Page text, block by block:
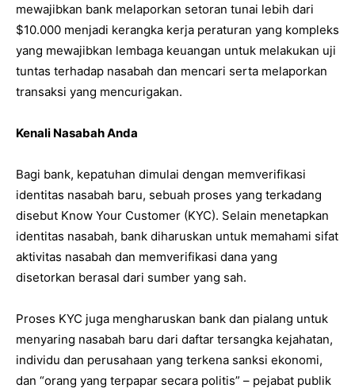
mewajibkan bank melaporkan setoran tunai lebih dari
$10.000 menjadi kerangka kerja peraturan yang kompleks
yang mewajibkan lembaga keuangan untuk melakukan uji
tuntas terhadap nasabah dan mencari serta melaporkan
transaksi yang mencurigakan.
Kenali Nasabah Anda
Bagi bank, kepatuhan dimulai dengan memverifikasi
identitas nasabah baru, sebuah proses yang terkadang
disebut Know Your Customer (KYC). Selain menetapkan
identitas nasabah, bank diharuskan untuk memahami sifat
aktivitas nasabah dan memverifikasi dana yang
disetorkan berasal dari sumber yang sah.
Proses KYC juga mengharuskan bank dan pialang untuk
menyaring nasabah baru dari daftar tersangka kejahatan,
individu dan perusahaan yang terkena sanksi ekonomi,
dan “orang yang terpapar secara politis” – pejabat publik